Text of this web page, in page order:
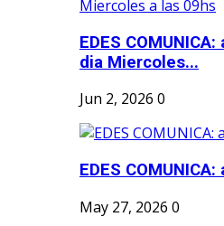
EDES
dia Miercoles...
Jun 2, 2026 0
EDES
May 27, 2026 0